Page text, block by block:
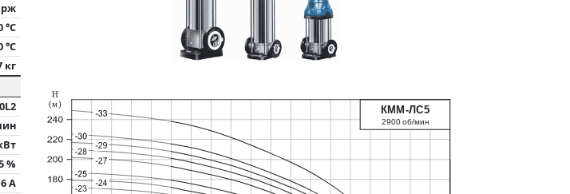
°С
°С
кг
%
6 А
H
(м)
КММ-ЛС5
2900 об/мин